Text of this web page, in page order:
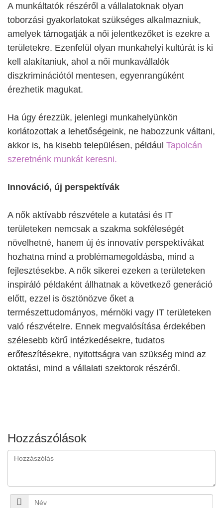
A munkáltatók részéről a vállalatoknak olyan
toborzási gyakorlatokat szükséges alkalmazniuk,
amelyek támogatják a női jelentkezőket is ezekre a
területekre. Ezenfelül olyan munkahelyi kultúrát is ki
kell alakítaniuk, ahol a női munkavállalók
diszkriminációtól mentesen, egyenrangúként
érezhetik magukat.
Ha úgy érezzük, jelenlegi munkahelyünkön
korlátozottak a lehetőségeink, ne habozzunk váltani,
akkor is, ha kisebb településen, például Tapolcán
szeretnénk munkát keresni.
Innováció, új perspektívák
A nők aktívabb részvétele a kutatási és IT
területeken nemcsak a szakma sokféleségét
növelhetné, hanem új és innovatív perspektívákat
hozhatna mind a problémamegoldásba, mind a
fejlesztésekbe. A nők sikerei ezeken a területeken
inspiráló példaként állhatnak a következő generáció
előtt, ezzel is ösztönözve őket a
természettudományos, mérnöki vagy IT területeken
való részvételre. Ennek megvalósítása érdekében
szélesebb körű intézkedésekre, tudatos
erőfeszítésekre, nyitottságra van szükség mind az
oktatási, mind a vállalati szektorok részéről.
Hozzászólások